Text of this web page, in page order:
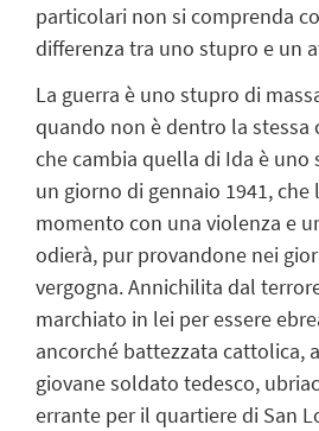
particolari non si comprenda
differenza tra uno stupro e un
La guerra è uno stupro di
quando non è dentro la stessa
che cambia quella di Ida è uno
un giorno di gennaio 1941,
momento con una violenza e
odierà, pur provandone nei
vergogna. Annichilita dal
marchiato in lei per essere
ancorché battezzata cattolica,
giovane soldato tedesco,
errante per il quartiere di San